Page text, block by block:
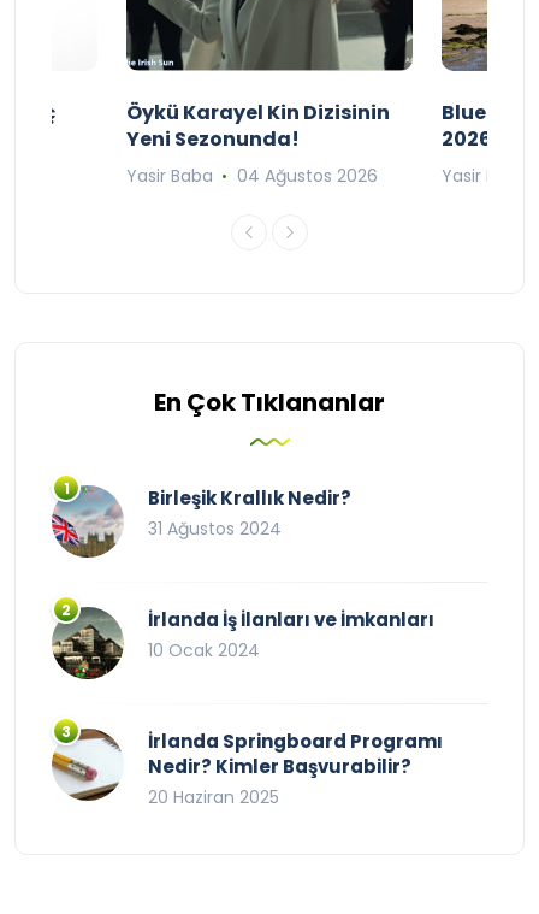
Maç
Öykü Karayel Kin Dizisinin
Yeni Sezonunda!
Yasir Baba 04 Ağustos 2026
Blue
2026
Yasir Baba
En Çok Tıklananlar
Birleşik Krallık Nedir?
31 Ağustos 2024
İrlanda İş İlanları ve İmkanları
10 Ocak 2024
İrlanda Springboard Programı
Nedir? Kimler Başvurabilir?
20 Haziran 2025